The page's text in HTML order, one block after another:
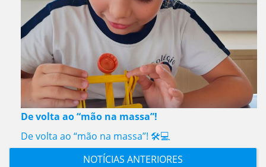
De volta ao “mão na massa”!
De volta ao “mão na massa”! 🛠️💻
NOTÍCIAS ANTERIORES